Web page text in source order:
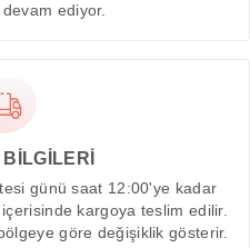
ediyor.
günü saat 12:00'ye kadar
kargoya teslim edilir.
göre değişiklik gösterir.